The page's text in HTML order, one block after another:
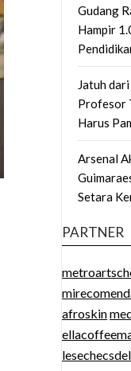
Gudang
Hampir
Jatuh
Profesor
Harus
Arsenal
Setara
PARTNER
afroskin